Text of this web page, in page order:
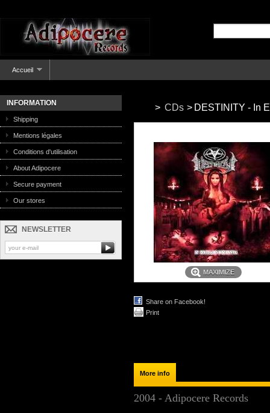
Accueil
INFORMATION
Shipping
Mentions légales
Conditions d'utilisation
About Adipocere
Secure payment
Our stores
NEWSLETTER
> CDs > DESTINITY - In
MAXIMIZE
Share on Facebook!
Print
More info
2004 - Adipocere Records